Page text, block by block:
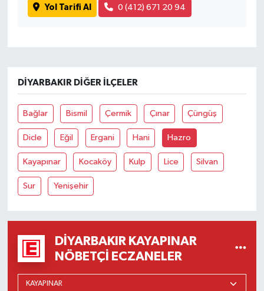
Yol Tarifi Al 0 (412) 671 20 94
DIYARBAKIR DIĞER İLÇELER
Bağlar Bismil Çermik Çınar Çüngüş
Dicle Eğil Ergani Hani Hazro
Kayapınar Kocaköy Kulp Lice Silvan
Sur Yenişehir
DIYARBAKIR KAYAPINAR
NÖBETÇI ECZANELER